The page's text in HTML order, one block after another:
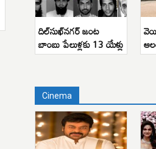
దిల్‌సుఖ్‌నగర్ జంట
బాంబు పేలుళ్లకు 13 యేళ్లు
Cinema